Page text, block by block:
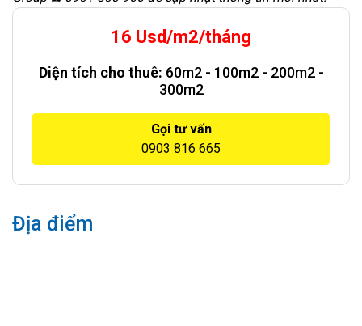
16 Usd/m2/tháng
Diện tích cho thuê: 60m2 - 100m2 - 200m2 -
300m2
Gọi tư vấn
0903 816 665
Địa điểm